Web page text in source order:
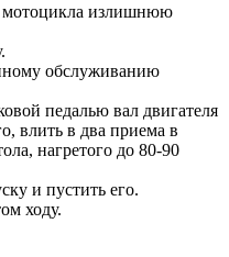
мотоцикла излишнюю
обслуживанию
педалью вал двигателя
влить в два приема в
нагретого до 80-90
и пустить его.
ходу.